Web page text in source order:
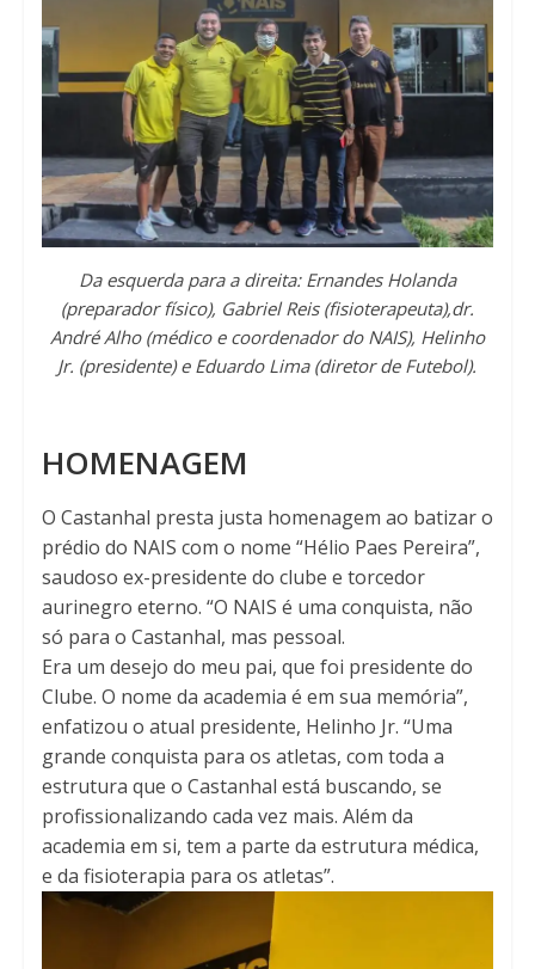
Da esquerda para a direita: Ernandes Holanda
(preparador físico), Gabriel Reis (fisioterapeuta),dr.
André Alho (médico e coordenador do NAIS), Helinho
Jr. (presidente) e Eduardo Lima (diretor de Futebol).
HOMENAGEM
O Castanhal presta justa homenagem ao batizar o
prédio do NAIS com o nome “Hélio Paes Pereira”,
saudoso ex-presidente do clube e torcedor
aurinegro eterno. “O NAIS é uma conquista, não
só para o Castanhal, mas pessoal.
Era um desejo do meu pai, que foi presidente do
Clube. O nome da academia é em sua memória”,
enfatizou o atual presidente, Helinho Jr. “Uma
grande conquista para os atletas, com toda a
estrutura que o Castanhal está buscando, se
profissionalizando cada vez mais. Além da
academia em si, tem a parte da estrutura médica,
e da fisioterapia para os atletas”.